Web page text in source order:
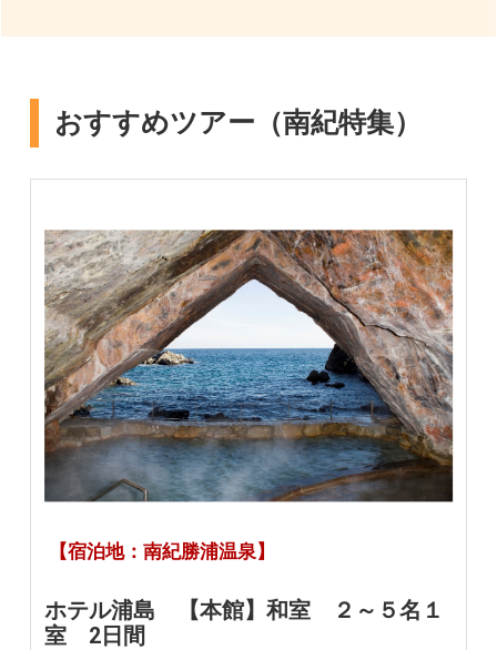
おすすめツアー（南紀特集）
【宿泊地：南紀勝浦温泉】
ホテル浦島 【本館】和室 ２～５名１
室 2日間